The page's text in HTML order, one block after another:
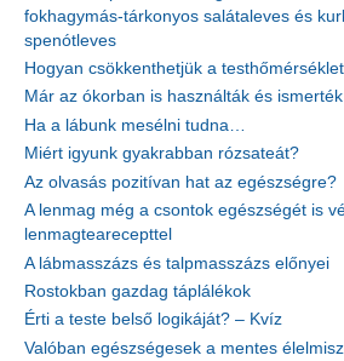
fokhagymás-tárkonyos salátaleves és
spenótleves
Hogyan csökkenthetjük a
Már az ókorban is használták és
Ha a lábunk mesélni tudna…
Miért igyunk gyakrabban rózsateát?
Az olvasás pozitívan hat az egészségre?
A lenmag még a csontok egészségét is
lenmagtearecepttel
A lábmasszázs és talpmasszázs előnyei
Rostokban gazdag táplálékok
Érti a teste belső logikáját? – Kvíz
Valóban egészségesek a mentes